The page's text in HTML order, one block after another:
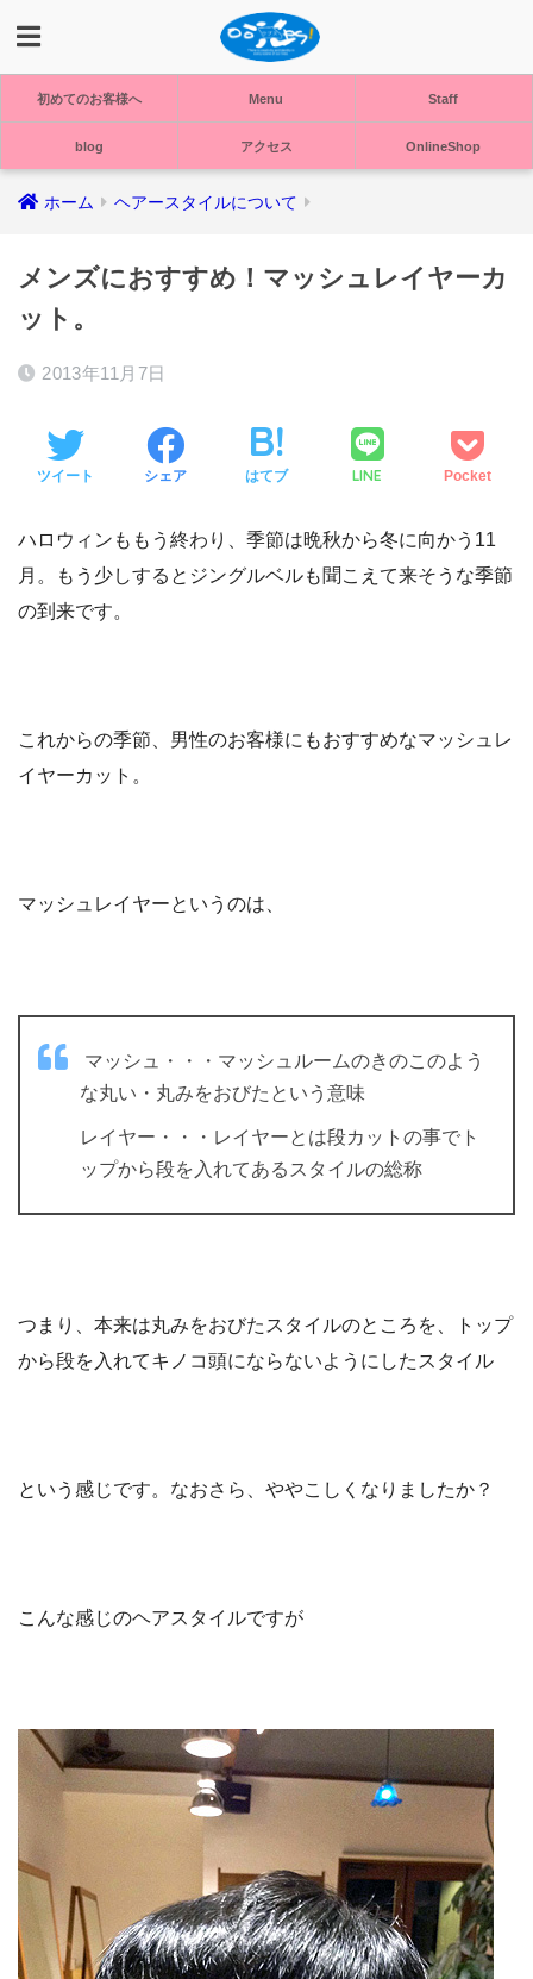
初めてのお客様へ Menu Staff
blog アクセス OnlineShop
ホーム ヘアースタイルについて
メンズにおすすめ！マッシュレイヤーカ
ット。
2013年11月7日
ツイート シェア はてブ LINE Pocket
ハロウィンももう終わり、季節は晩秋から冬に向かう11
月。もう少しするとジングルベルも聞こえて来そうな季節
の到来です。
これからの季節、男性のお客様にもおすすめなマッシュレ
イヤーカット。
マッシュレイヤーというのは、
マッシュ・・・マッシュルームのきのこのよう
な丸い・丸みをおびたという意味
レイヤー・・・レイヤーとは段カットの事でト
ップから段を入れてあるスタイルの総称
つまり、本来は丸みをおびたスタイルのところを、トップ
から段を入れてキノコ頭にならないようにしたスタイル
という感じです。なおさら、ややこしくなりましたか？
こんな感じのヘアスタイルですが